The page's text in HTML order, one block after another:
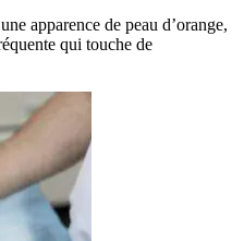
apparence de peau d’orange,
qui touche de